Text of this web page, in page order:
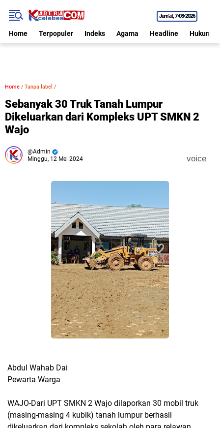
Jum'at 7•08•2026
Home Terpopuler Indeks Agama Headline Hukum
Home / Tanpa label /
Sebanyak 30 Truk Tanah Lumpur
Dikeluarkan dari Kompleks UPT SMKN 2
Wajo
Admin
Minggu, 12 Mei 2024
voice
Abdul Wahab Dai
Pewarta Warga
WAJO-Dari UPT SMKN 2 Wajo dilaporkan 30 mobil truk
(masing-masing 4 kubik) tanah lumpur berhasil